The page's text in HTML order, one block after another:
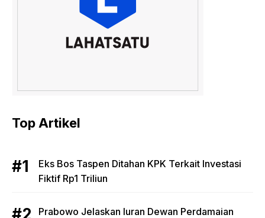
Top Artikel
Eks Bos Taspen Ditahan KPK Terkait Investasi
Fiktif Rp1 Triliun
Prabowo Jelaskan Iuran Dewan Perdamaian